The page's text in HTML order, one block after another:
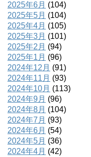
2025年6月 (104)
2025年5月 (104)
2025年4月 (105)
2025年3月 (101)
2025年2月 (94)
2025年1月 (96)
2024年12月 (91)
2024年11月 (93)
2024年10月 (113)
2024年9月 (96)
2024年8月 (104)
2024年7月 (93)
2024年6月 (54)
2024年5月 (36)
2024年4月 (42)